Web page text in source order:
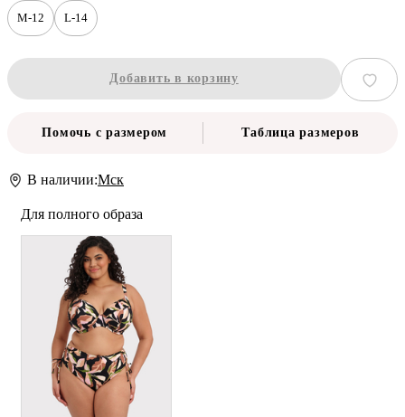
M-12 L-14
Добавить в корзину
Помочь с размером Таблица размеров
В наличии:Мск
Для полного образа